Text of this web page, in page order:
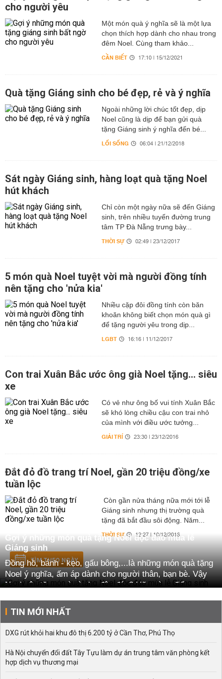
cho người yêu
Một món quà ý nghĩa sẽ là một lựa
chọn thích hợp dành cho nhau trong
đêm Noel. Cùng tham khảo...
CẦN BIẾT 17:10 | 15/12/2021
Quà tặng Giáng sinh cho bé đẹp, rẻ và ý nghĩa
Ngoài những lời chúc tốt đẹp, dịp
Noel cũng là dịp để bạn gửi quà
tặng Giáng sinh ý nghĩa đến bé...
LỐI SỐNG 06:04 | 21/12/2018
Sát ngày Giáng sinh, hàng loạt quà tặng Noel
hút khách
Chỉ còn một ngày nữa sẽ đến Giáng
sinh, trên nhiều tuyến đường trung
tâm TP Đà Nẵng trưng bày...
THỜI SỰ 02:49 | 23/12/2017
5 món quà Noel tuyệt vời mà người đồng tính
nên tặng cho 'nửa kia'
Nhiều cặp đôi đồng tính còn băn
khoăn không biết chọn món quà gì
để tặng người yêu trong dịp...
LGBT 16:16 | 11/12/2017
Con trai Xuân Bắc ước ông già Noel tặng... siêu
xe
Có vẻ như ông bố vui tính Xuân Bắc
sẽ khó lòng chiều cậu con trai nhỏ
của mình với điều ước tưởng...
GIẢI TRÍ 23:30 | 23/12/2016
Đắt đỏ đồ trang trí Noel, gần 20 triệu đồng/xe
tuần lộc
Còn gần nửa tháng nữa mới tới lễ
Giáng sinh nhưng thị trường quà
tặng đã bắt đầu sôi động. Năm...
THỜI SỰ 12:27 | 10/12/2016
TÌM THEO NGÀY
Gợi ý những món quà tặng Noel độc đáo mùa lễ
Giáng sinh
Đồng hồ, bánh - kẹo, gấu bông,...là những món quà tặng
Noel ý nghĩa, ấm áp dành cho người thân, bạn bè. Vậy
Noel nên tặng quà gì cho độc đáo? Hãy cùng điểm qua
Gợi ý quà tặng Noel độc đáo, ấm áp và ý nghĩa
Có rất nhiều quà tặng Noel ý nghĩa trong mùa Giáng
sinh, tùy thuộc vào từng đối tượng được tặng mà mỗi
món quà sẽ người tặng lựa chọn cho phù hợp. Sau đây
là một số món quà tặng Noel nên tặng cho người thân,
TIN MỚI NHẤT
DXG rút khỏi hai khu đô thị 6.200 tỷ ở Cần Thơ, Phú Thọ
Hà Nội chuyển đổi đất Tây Tựu làm dự án trung tâm văn phòng kết
hợp dịch vụ thương mại